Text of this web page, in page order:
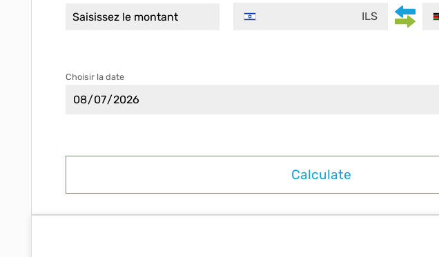
ILS
Choisir la date